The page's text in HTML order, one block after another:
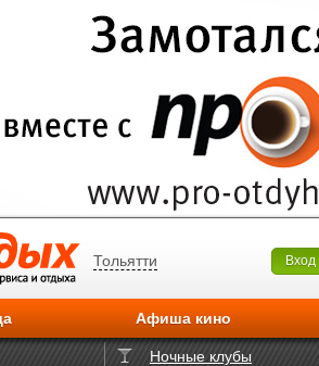
Тольятти Вход
Афиша кино
Ночные клубы